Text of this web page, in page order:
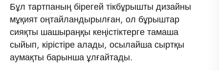
Бұл тартпаның бірегей тікбұрышты дизайны
мұқият оңтайландырылған, ол бұрыштар
сияқты шашыраңқы кеңістіктерге тамаша
сыйып, кірістіре алады, осылайша сыртқы
аумақты барынша ұлғайтады.